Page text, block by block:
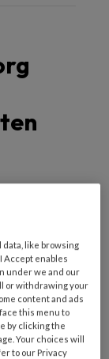
hoe
like browsing
Accept enables
under we and our
or withdrawing your
content and ads
this menu to
by clicking the
Your choices will
to our Privacy